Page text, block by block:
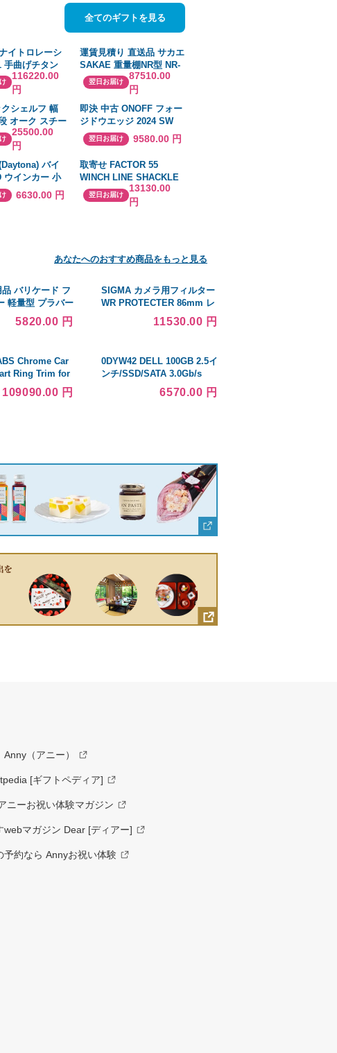
全てのギフトを見る
イトロレーシ
手曲げチタン
ー Φ85 ストレ
サイレンサー
NITRO
116220.00
円
運賃見積り 直送品 サカエ
SAKAE 重量棚NR型 NR-
2765
翌日お届け
87510.00
円
シェルフ 幅
オーク スチー
リビング ダイ
ドルーム イン
25500.00
円
即決 中古 ONOFF フォー
ジドウエッジ 2024 SW
NSプロ MODUS3
TOUR115 56 S
翌日お届け 9580.00 円
バイ
ウインカー 小
MINI-3 (ディー
6630.00 円
取寄せ FACTOR 55
WINCH LINE SHACKLE
PRO BK 00110-04
#DRAG #45050838
翌日お届け
13130.00
円
あなたへのおすすめ商品をもっと見る
品 バリケード フ
軽量型 プラバー
工事現場 作業場
止区域
5820.00 円
SIGMA カメラ用フィルター
WR PROTECTER 86mm レ
ンズ保護 撥水 930981
11530.00 円
Chrome Car
Ring Trim for
Disc 並行輸入
109090.00 円
0DYW42 DELL 100GB 2.5イ
ンチ/SSD/SATA 3.0Gb/s
Samsung Electronics
MZ5EA100HMDR-000D3 マ
6570.00 円
（アニー）
[ギフトペディア]
ニーお祝い体験マガジン
マガジン Dear [ディアー]
予約なら Annyお祝い体験